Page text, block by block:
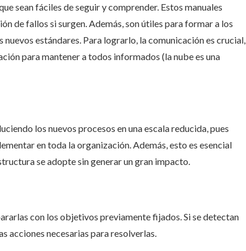
sean fáciles de seguir y comprender. Estos manuales
de fallos si surgen. Además, son útiles para formar a los
estándares. Para lograrlo, la comunicación es crucial,
para mantener a todos informados (la nube es una
los nuevos procesos en una escala reducida, pues
en toda la organización. Además, esto es esencial
se adopte sin generar un gran impacto.
con los objetivos previamente fijados. Si se detectan
acciones necesarias para resolverlas.